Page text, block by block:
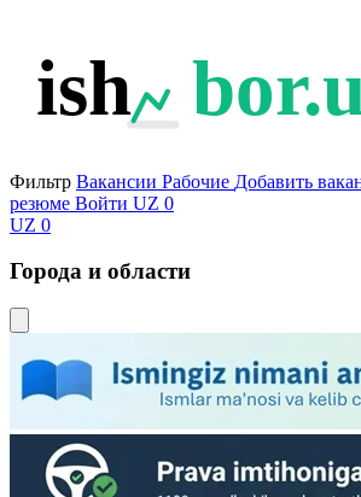
ish
Фильтр Вакансии Рабочие Добавить
резюме Войти UZ 0
UZ 0
Города и области